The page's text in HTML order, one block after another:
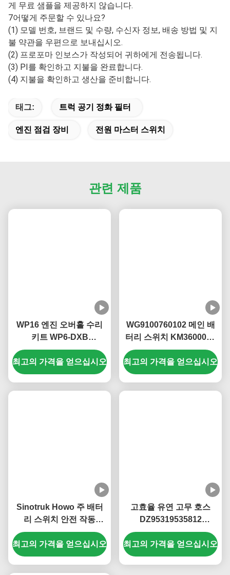
게 무료 샘플을 제공하지 않습니다.
7어떻게 주문할 수 있나요?
(1) 모델 번호, 브랜드 및 수량, 수신자 정보, 배송 방법 및 지
불 약관을 우편으로 보내십시오.
(2) 프로포마 인보스가 작성되어 귀하에게 전송됩니다.
(3) PI를 확인하고 지불을 완료합니다.
(4) 지불을 확인하고 생산을 준비합니다.
태그: 트럭 공기 정화 필터
엔진 점검 장비 전원 마스터 스위치
관련 제품
WP16 엔진 오버홀 수리
키트 WP6-DXB
KM8200144 내열 엔진 오
버홀 키트
최고의 가격을 얻으십시오
WG9100760102 메인 배
터리 스위치 KM3600023
Sinotruk Howo T5G T7G
메인 배터리 차단
최고의 가격을 얻으십시오
Sinotruk Howo 주 배터
리 스위치 안전 작동
WG9100760100
KM3600008
최고의 가격을 얻으십시오
고효율 유연 고무 호스
DZ95319535812
Shacman 부품
최고의 가격을 얻으십시오